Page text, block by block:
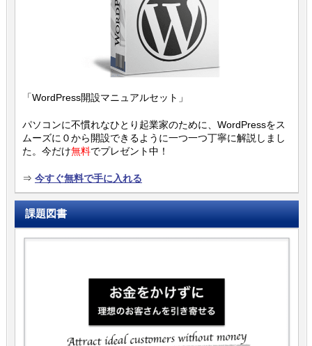
「WordPress開設マニュアルセット」
パソコンに不慣れなひとり起業家のために、WordPressをス
ムーズに０から開設できるように一つ一つ丁寧に解説しまし
た。今だけ無料でプレゼント中！
⇒ 今すぐ無料で手に入れる
課題図書